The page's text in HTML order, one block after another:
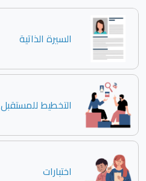
السيرة الذاتية
التخطيط للمستقبل
اختبارات